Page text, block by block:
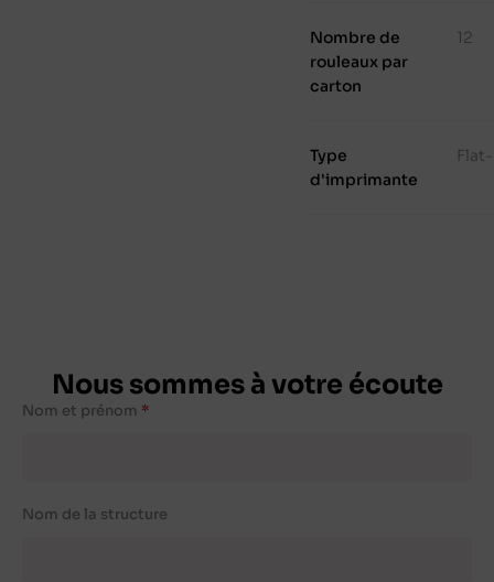
Nombre de
rouleaux par
carton
12
Type
d'imprimante
Nous sommes à votre écoute
Nom et prénom
Nom de la structure